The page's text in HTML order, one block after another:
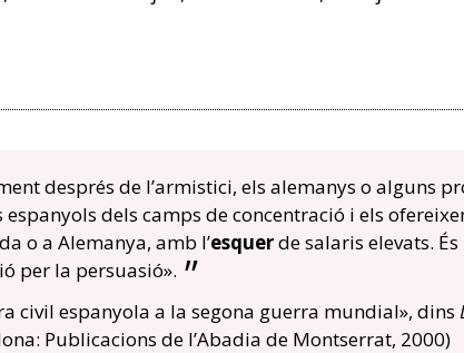
després de l’armistici, els alemanys o alguns
espanyols dels camps de concentració i els
o a Alemanya, amb l’esquerde salaris elevats. És
per la persuasió».
civil espanyola a la segona guerra mundial», dins
Publicacions de l’Abadia de Montserrat, 2000)